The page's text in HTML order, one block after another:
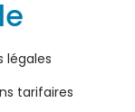
légales
tarifaires